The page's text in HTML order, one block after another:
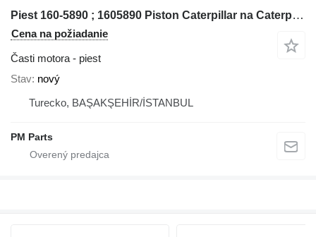
Piest 160-5890 ; 1605890 Piston Caterpillar na Caterpillar
Cena na požiadanie
Časti motora - piest
Stav nový
Turecko, BAŞAKŞEHİR/İSTANBUL
PM Parts